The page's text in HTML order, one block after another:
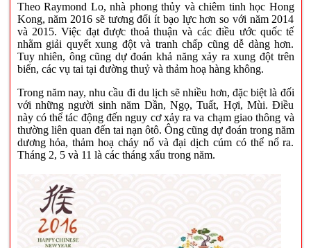
Theo Raymond Lo, nhà phong thủy và chiêm tinh học Hong
Kong, năm 2016 sẽ tương đối ít bạo lực hơn so với năm 2014
và 2015. Việc đạt được thoả thuận và các điều ước quốc tế
nhằm giải quyết xung đột và tranh chấp cũng dễ dàng hơn.
Tuy nhiên, ông cũng dự đoán khả năng xảy ra xung đột trên
biển, các vụ tai tại đường thuỷ và thảm hoạ hàng không.
Trong năm nay, nhu cầu đi du lịch sẽ nhiều hơn, đặc biệt là đối
với những người sinh năm Dần, Ngọ, Tuất, Hợi, Mùi. Điều
này có thể tác động đến nguy cơ xảy ra va chạm giao thông và
thường liên quan đến tai nạn ôtô. Ông cũng dự đoán trong năm
dương hỏa, thảm hoạ cháy nổ và đại dịch cúm có thể nổ ra.
Tháng 2, 5 và 11 là các tháng xấu trong năm.